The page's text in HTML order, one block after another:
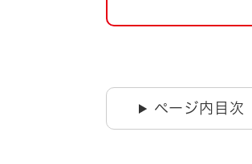
自然・環境・公園
男女共同参画
ページ内目次